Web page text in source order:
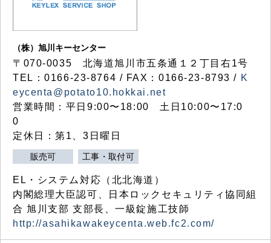
（株）旭川キーセンター
〒070-0035 北海道旭川市五条通１２丁目右1号
TEL：0166-23-8764 / FAX：0166-23-8793 / K
eycenta@potato10.hokkai.net
営業時間：平日9:00〜18:00 土日10:00〜17:0
0
定休日：第1、3日曜日
販売可 工事・取付可
EL・システム対応（北北海道）
内閣総理大臣認可、日本ロックセキュリティ協同組
合 旭川支部 支部長、一級錠施工技師
http://asahikawakeycenta.web.fc2.com/